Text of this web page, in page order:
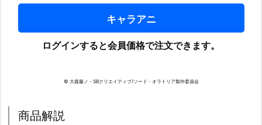
キャラアニ
ログインすると会員価格で注文できます。
© 大森藤ノ・SBクリエイティブ/ソード・オラトリア製作委員会
商品解説